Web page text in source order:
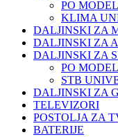
PO
KLIMA
DALJINSKI ZA
DALJINSKI ZA
DALJINSKI ZA
PO
STB
DALJINSKI ZA
TELEVIZORI
POSTOLJA ZA
BATERIJE